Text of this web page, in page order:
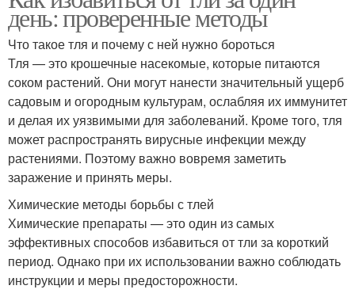
день: проверенные методы
Что такое тля и почему с ней нужно бороться
Тля — это крошечные насекомые, которые питаются
соком растений. Они могут нанести значительный ущерб
садовым и огородным культурам, ослабляя их иммунитет
и делая их уязвимыми для заболеваний. Кроме того, тля
может распространять вирусные инфекции между
растениями. Поэтому важно вовремя заметить
заражение и принять меры.
Химические методы борьбы с тлей
Химические препараты — это один из самых
эффективных способов избавиться от тли за короткий
период. Однако при их использовании важно соблюдать
инструкции и меры предосторожности.